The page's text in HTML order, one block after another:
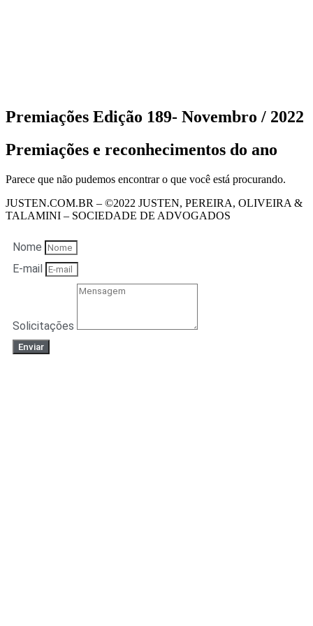
Premiações Edição 189- Novembro / 2022
Premiações e reconhecimentos do ano
Parece que não pudemos encontrar o que você está procurando.
JUSTEN.COM.BR – ©2022 JUSTEN, PEREIRA, OLIVEIRA &
TALAMINI – SOCIEDADE DE ADVOGADOS
Nome
E-mail
Solicitações
Enviar